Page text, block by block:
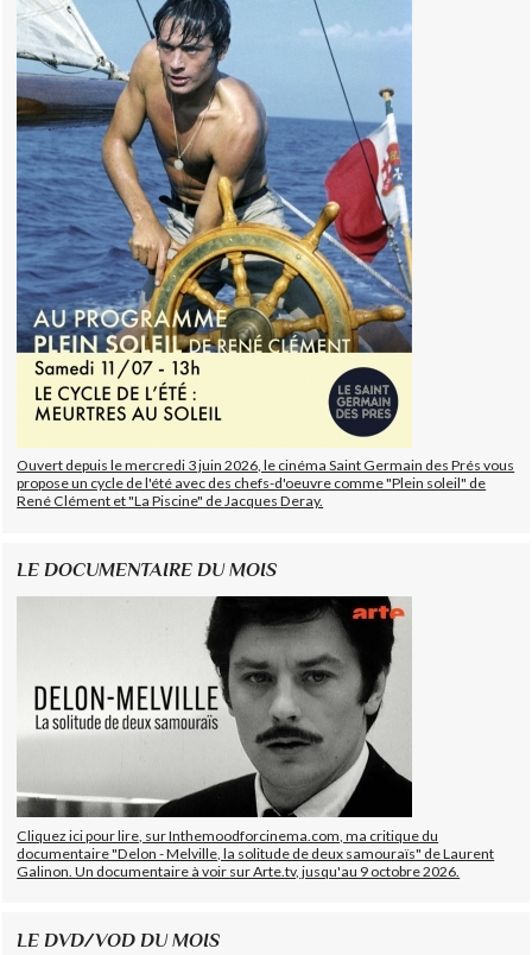
Ouvert depuis le mercredi 3 juin 2026, le cinéma Saint Germain des Prés vous
propose un cycle de l'été avec des chefs-d'oeuvre comme "Plein soleil" de
René Clément et "La Piscine" de Jacques Deray.
LE DOCUMENTAIRE DU MOIS
Cliquez ici pour lire, sur Inthemoodforcinema.com, ma critique du
documentaire "Delon - Melville, la solitude de deux samouraïs" de Laurent
Galinon. Un documentaire à voir sur Arte.tv, jusqu'au 9 octobre 2026.
LE DVD/VOD DU MOIS